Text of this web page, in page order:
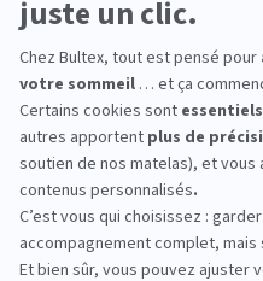
l’aspect numéro 1 de la
dit Karine André. Cumuler à
variés (du vélo, du yoga, un
permettent d’équilibrer ses
fatigue. Vous l’aurez compris,
pas juste avant de vouloir
laisse porter et surtout, on va
Partager